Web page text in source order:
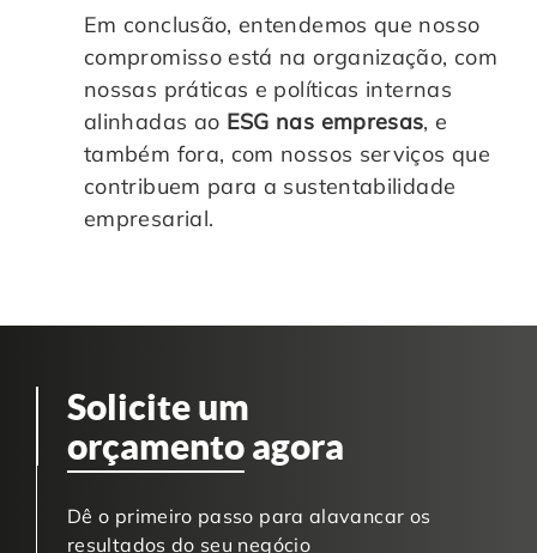
Em conclusão, entendemos que nosso
compromisso está na organização, com
nossas práticas e políticas internas
alinhadas ao ESG nas empresas, e
também fora, com nossos serviços que
contribuem para a sustentabilidade
empresarial.
Solicite um
orçamento agora
Dê o primeiro passo para alavancar os
resultados do seu negócio